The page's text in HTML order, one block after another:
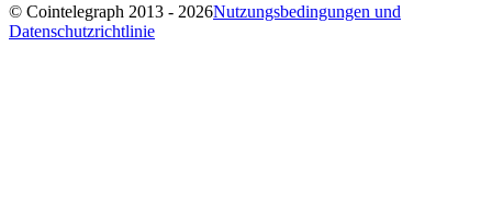
© Cointelegraph 2013 - 2026Nutzungsbedingungen und
Datenschutzrichtlinie